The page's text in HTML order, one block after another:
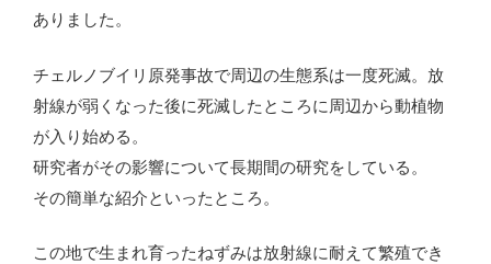
ありました。
チェルノブイリ原発事故で周辺の生態系は一度死滅。放
射線が弱くなった後に死滅したところに周辺から動植物
が入り始める。
研究者がその影響について長期間の研究をしている。
その簡単な紹介といったところ。
この地で生まれ育ったねずみは放射線に耐えて繁殖でき